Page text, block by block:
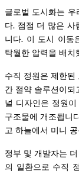
글로벌 도시화는
다. 점점 더 많은 사
니다. 이 도시 이동
탁월한 압력을 배치
수직 정원은 제한
간 절약 솔루션이되
널 디자인은 정원
구조물에 개조됩니
고 하늘에서 미니
정부 및 개발자는
의 일환으로 수직